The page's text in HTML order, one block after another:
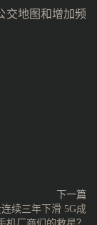
交地图和增加频
下一篇
续三年下滑 5G成